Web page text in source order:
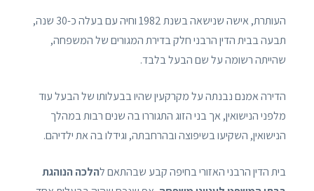
העותרת, אישה שנישאה בשנת 1982 וחיה עם בעלה כ-30 שנה,
תבעה בבית הדין הרבני חלק בדירת המגורים של המשפחה,
שהייתה רשומה על שם הבעל בלבד.
הדירה אמנם נבנתה על מקרקעין שהיו בבעלותו של הבעל עוד
מלפני הנישואין, אך בני הזוג התגוררו בה שנים רבות במהלך
הנישואין, השקיעו בשיפוצה ובהרחבתה, וגידלו בה את ילדיהם.
בית הדין הרבני האזורי בחיפה קבע שבהתאם להלכה הנוהגת